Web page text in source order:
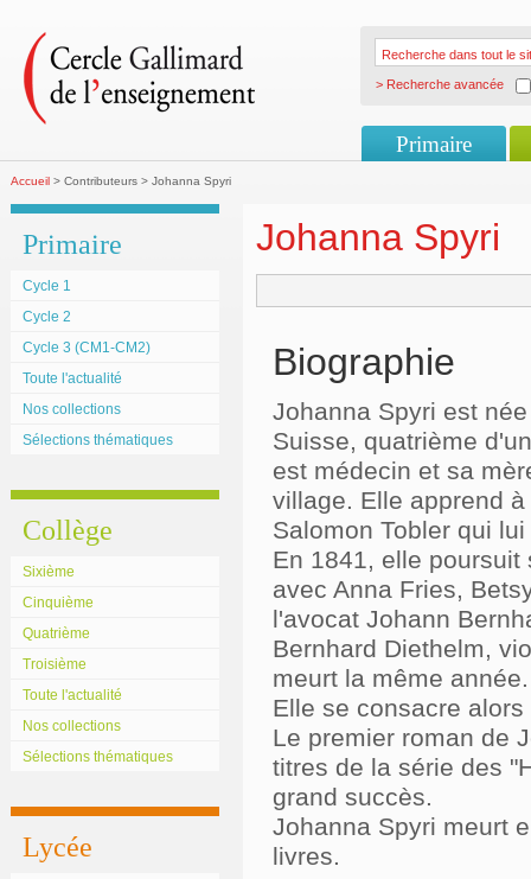
> Recherche avancée
Primaire
Accueil > Contributeurs > Johanna Spyri
Primaire
Cycle 1
Cycle 2
Cycle 3 (CM1-CM2)
Toute l'actualité
Nos collections
Sélections thématiques
Collège
Sixième
Cinquième
Quatrième
Troisième
Toute l'actualité
Nos collections
Sélections thématiques
Lycée
Johanna Spyri
Biographie
Johanna Spyri est
Suisse, quatrième
est médecin et sa
village. Elle apprend
Salomon Tobler qui
En 1841, elle
avec Anna Fries,
l'avocat Johann
Bernhard Diethelm,
meurt la même année.
Elle se consacre
Le premier roman de
titres de la série des
grand succès.
Johanna Spyri meurt
livres.